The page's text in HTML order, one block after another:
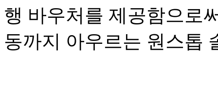
행 바우처를 제공함으로
동까지 아우르는 원스톱